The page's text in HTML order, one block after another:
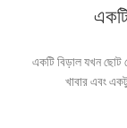
একটি বিড়াল যখন ছোট
খাবার এবং